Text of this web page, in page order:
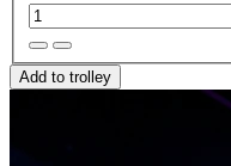
Add to trolley